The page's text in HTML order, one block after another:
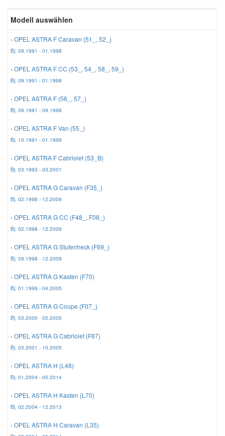
Modell auswählen
› OPEL ASTRA F Caravan (51_, 52_)
Bj. 09.1991 - 01.1998
› OPEL ASTRA F CC (53_, 54_, 58_, 59_)
Bj. 09.1991 - 01.1998
› OPEL ASTRA F (56_, 57_)
Bj. 09.1991 - 09.1998
› OPEL ASTRA F Van (55_)
Bj. 10.1991 - 01.1999
› OPEL ASTRA F Cabriolet (53_B)
Bj. 03.1993 - 03.2001
› OPEL ASTRA G Caravan (F35_)
Bj. 02.1998 - 12.2009
› OPEL ASTRA G CC (F48_, F08_)
Bj. 02.1998 - 12.2009
› OPEL ASTRA G Stufenheck (F69_)
Bj. 09.1998 - 12.2009
› OPEL ASTRA G Kasten (F70)
Bj. 01.1999 - 04.2005
› OPEL ASTRA G Coupe (F07_)
Bj. 03.2000 - 05.2005
› OPEL ASTRA G Cabriolet (F67)
Bj. 03.2001 - 10.2005
› OPEL ASTRA H (L48)
Bj. 01.2004 - 05.2014
› OPEL ASTRA H Kasten (L70)
Bj. 02.2004 - 12.2013
› OPEL ASTRA H Caravan (L35)
Hyundai Ersatzteile
Jeep Ersatzteile
Kia Ersatzteile
Lancia Ersatzteile
Mazda Ersatzteile
Mercedes Ersatzteile
Mitsubishi Ersatzteile
Nissan Ersatzteile
Porsche Ersatzteile
Seat Ersatzteile
Skoda Ersatzteile
Smart Ersatzteile
Suzuki Ersatzteile
Toyota Ersatzteile